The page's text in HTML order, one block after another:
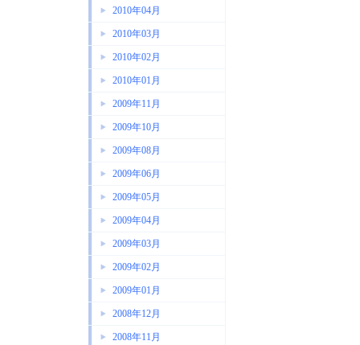
2010年04月
2010年03月
2010年02月
2010年01月
2009年11月
2009年10月
2009年08月
2009年06月
2009年05月
2009年04月
2009年03月
2009年02月
2009年01月
2008年12月
2008年11月